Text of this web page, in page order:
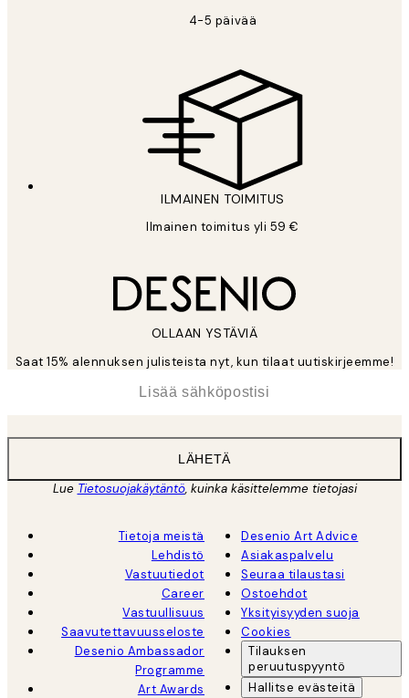
4-5 päivää
ILMAINEN TOIMITUS
Ilmainen toimitus yli 59 €
OLLAAN YSTÄVIÄ
Saat 15% alennuksen julisteista nyt, kun tilaat uutiskirjeemme!
LÄHETÄ
Lue Tietosuojakäytäntö, kuinka käsittelemme tietojasi
Tietoja meistä
Lehdistö
Vastuutiedot
Career
Vastuullisuus
Saavutettavuusseloste
Desenio Ambassador
Programme
Art Awards
Desenio Art Advice
Asiakaspalvelu
Seuraa tilaustasi
Ostoehdot
Yksityisyyden suoja
Cookies
Tilauksen
peruutuspyyntö
Hallitse evästeitä